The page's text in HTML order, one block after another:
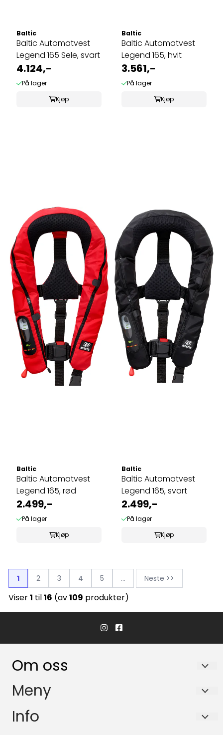
Baltic
Baltic Automatvest
Legend 165 Sele, svart
4.124,-
På lager
Kjøp
Baltic
Baltic Automatvest
Legend 165, hvit
3.561,-
På lager
Kjøp
Baltic
Baltic Automatvest
Legend 165, rød
2.499,-
På lager
Kjøp
Baltic
Baltic Automatvest
Legend 165, svart
2.499,-
På lager
Kjøp
1 2 3 4 5 ... Neste >>
Viser1 til16 (av109 produkter)
Om oss
Hvaler Båtservice AS
1684 Vesterøy
Meny
Personvern
Info